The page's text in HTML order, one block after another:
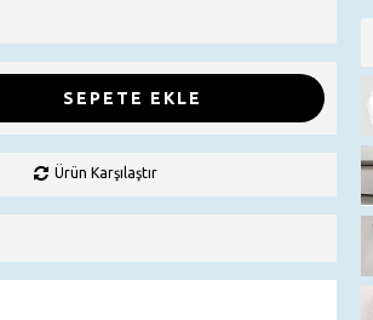
SEPETE EKLE
Ürün Karşılaştır